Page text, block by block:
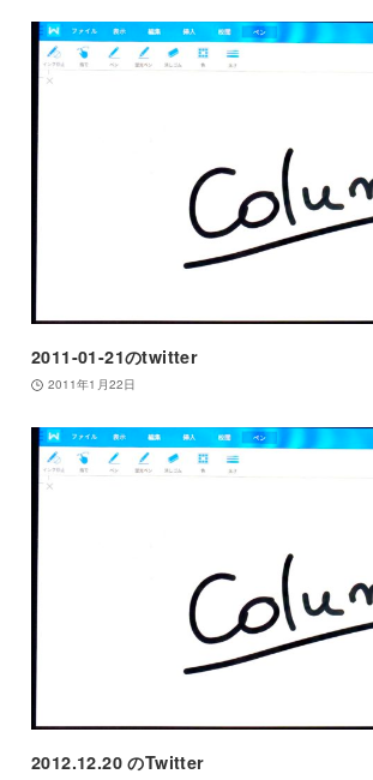
2011-01-21のtwitter
2011年1月22日
2012.12.20 のTwitter